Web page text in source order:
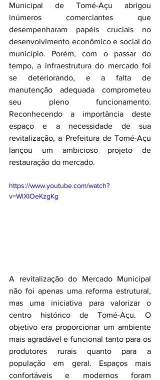
Municipal de Tomé-Açu abrigou
inúmeros comerciantes que
desempenharam papéis cruciais no
desenvolvimento econômico e social do
município. Porém, com o passar do
tempo, a infraestrutura do mercado foi
se deteriorando, e a falta de
manutenção adequada comprometeu
seu pleno funcionamento.
Reconhecendo a importância deste
espaço e a necessidade de sua
revitalização, a Prefeitura de Tomé-Açu
lançou um ambicioso projeto de
restauração do mercado.
https://www.youtube.com/watch?
v=WlXIOeKzgKg
A revitalização do Mercado Municipal
não foi apenas uma reforma estrutural,
mas uma iniciativa para valorizar o
centro histórico de Tomé-Açu. O
objetivo era proporcionar um ambiente
mais agradável e funcional tanto para os
produtores rurais quanto para a
população em geral. Espaços mais
confortáveis e modernos foram